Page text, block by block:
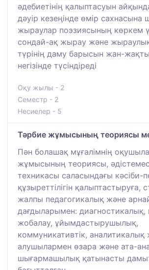
әдебиетінің қалыптасуын
дәуір кезеңінде өмір сахнасына
жыраулар поэзиясының көркем
сондай-ақ жырау және
түрінің даму барысын жан-
негізінде түсіндіреді
Оқу жылы - 2
Семестр - 2
Несиелер - 5
Тәрбие жұмысының теориясы
Пән болашақ мұғалімнің
жұмысының теориясы,
техникасы саласындағы кәсіби-
құзыреттілігін қалыптастыруға,
жалпы педагогикалық және
дағдыларымен: диагностикалық,
жобалау, ұйымдастырушылық,
коммуникативтік, аналитикалық
алушылармен өзара және ата-
шығармашылық қатынасты